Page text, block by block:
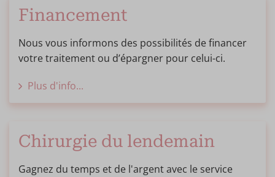
Financement
Nous vous informons des possibilités de financer
votre traitement ou d’épargner pour celui-ci.
Plus d'info...
Chirurgie du lendemain
Gagnez du temps et de l'argent avec le service